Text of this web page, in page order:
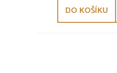
DO KOŠÍKU